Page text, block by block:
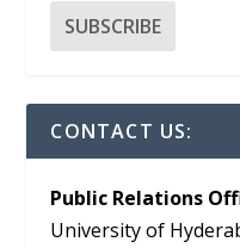
CONTACT US:
Public Relations
University of